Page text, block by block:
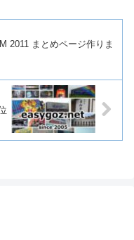
2011 まとめページ作りま